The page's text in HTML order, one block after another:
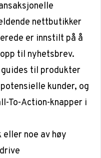
nettbutikker
er innstilt på å
til nyhetsbrev.
guides til produkter
kunder, og
To-Action-knapper i
eller noe av høy